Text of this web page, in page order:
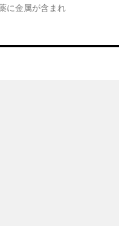
に金属が含まれ